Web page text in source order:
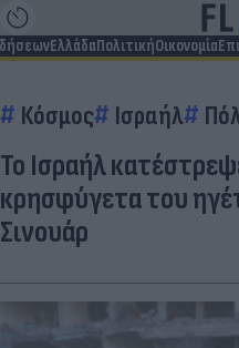
ΕλλάδαΠολιτικήΟικονομία
Κόσμος Ισραήλ
Το Ισραήλ
κρησφύγετα του
Σινουάρ